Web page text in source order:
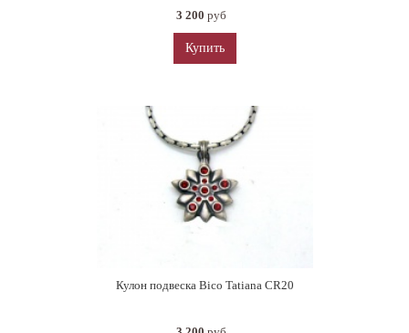
3 200 руб
Купить
Кулон подвеска Bico Tatiana CR20